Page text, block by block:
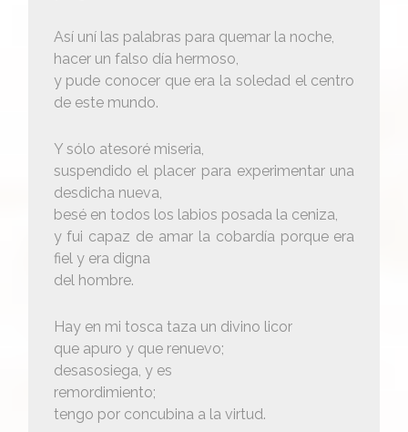
Así uní las palabras para quemar la noche,
hacer un falso día hermoso,
y pude conocer que era la soledad el centro
de este mundo.
Y sólo atesoré miseria,
suspendido el placer para experimentar una
desdicha nueva,
besé en todos los labios posada la ceniza,
y fui capaz de amar la cobardía porque era
fiel y era digna
del hombre.
Hay en mi tosca taza un divino licor
que apuro y que renuevo;
desasosiega, y es
remordimiento;
tengo por concubina a la virtud.